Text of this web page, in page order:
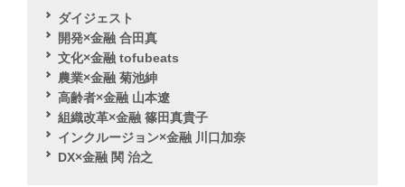
ダイジェスト
開発×金融 合田真
文化×金融 tofubeats
農業×金融 菊池紳
高齢者×金融 山本遼
組織改革×金融 篠田真貴子
インクルージョン×金融 川口加奈
DX×金融 関 治之